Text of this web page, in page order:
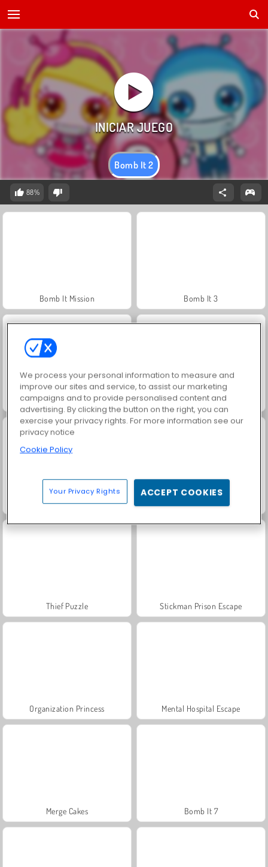
Bomb It 2
88%
Bomb It Mission Bomb It 3
Fireboy and Watergirl: The Forest Temple Merge Smith
Hexa Sort Trick or Treat Prison Escape Online
Thief Puzzle Stickman Prison Escape
Organization Princess Mental Hospital Escape
Merge Cakes Bomb It 7
We process your personal information to measure and
improve our sites and service, to assist our marketing
campaigns and to provide personalised content and
advertising. By clicking the button on the right, you can
exercise your privacy rights. For more information see our
privacy notice
Cookie Policy
Your Privacy Rights ACCEPT COOKIES